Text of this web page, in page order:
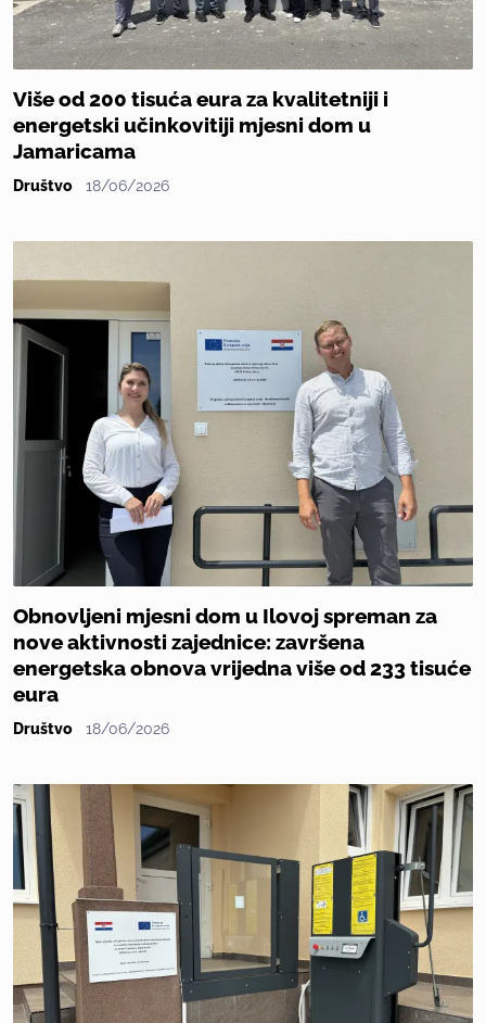
Više od 200 tisuća eura za kvalitetniji i
energetski učinkovitiji mjesni dom u
Jamaricama
Društvo 18/06/2026
Obnovljeni mjesni dom u Ilovoj spreman za
nove aktivnosti zajednice: završena
energetska obnova vrijedna više od 233 tisuće
eura
Društvo 18/06/2026